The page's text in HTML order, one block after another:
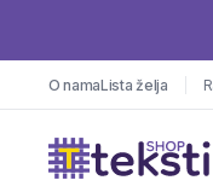
O namaLista želja